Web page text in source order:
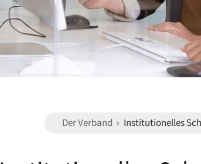
Der Verband Institutionelles